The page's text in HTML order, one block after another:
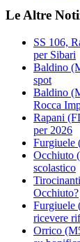
Le Altre
SS 106,
per Sibari
Baldino
spot
Baldino
Rocca
Rapani
per 2026
Furgiuele
Occhiuto
scolastico
Occhiuto?
Furgiuele
ricevere
Orrico